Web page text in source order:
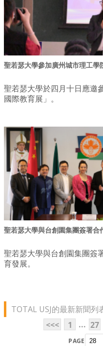
聖若瑟大學參加廣州城市理工學
聖若瑟大學於四月十日應邀
國際教育展」。
聖若瑟大學與台創園集團簽署合
聖若瑟大學與台創園集團簽
育發展。
TOTAL USJ的最新新聞列
<<<
1 ... 27
PAGE